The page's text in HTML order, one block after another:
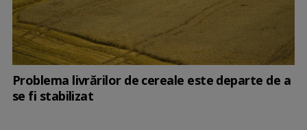
Problema livrărilor de cereale este departe de a
se fi stabilizat